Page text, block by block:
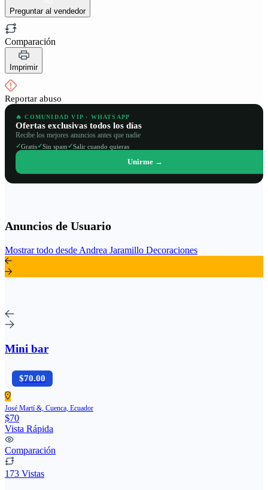
Preguntar al vendedor
Comparación
Imprimir
Reportar abuso
🔥 COMUNIDAD VIP · WHATSAPP
Ofertas exclusivas todos los días
Recibe los mejores anuncios antes que nadie
✓Gratis✓Sin spam✓Salir cuando quieras
Unirme →
Anuncios de Usuario
Mostrar todo desde Andrea Jaramillo Decoraciones
Mini bar
$70.00
José Martí &, Cuenca, Ecuador
$70
Vista Rápida
Comparación
173 Vistas